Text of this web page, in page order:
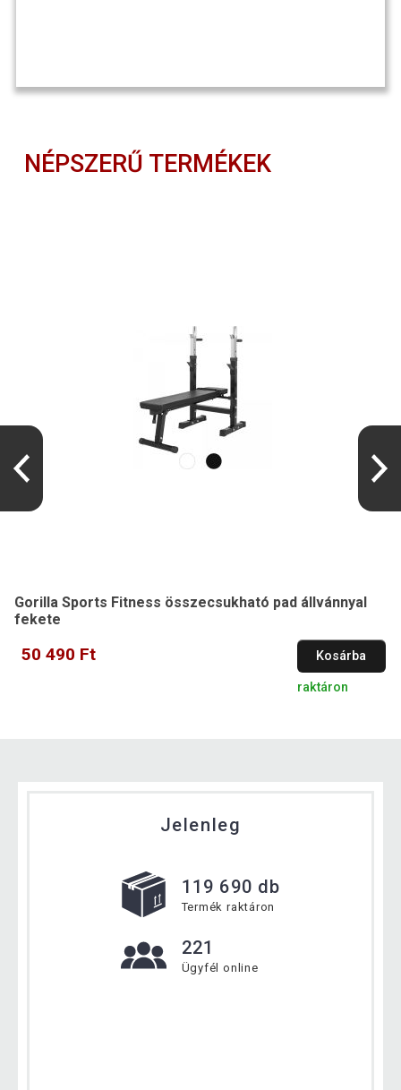
NÉPSZERŰ TERMÉKEK
Gorilla Sports Fitness összecsukható pad állvánnyal
fekete
50 490 Ft Kosárba
raktáron
Jelenleg
119 690 db
Termék raktáron
221
Ügyfél online